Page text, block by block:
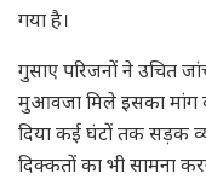
गया है।
गुसाए परिजनों ने उचित
मुआवजा मिले इसका मांग
दिया कई घंटों तक सड़क
दिक्कतों का भी सामना